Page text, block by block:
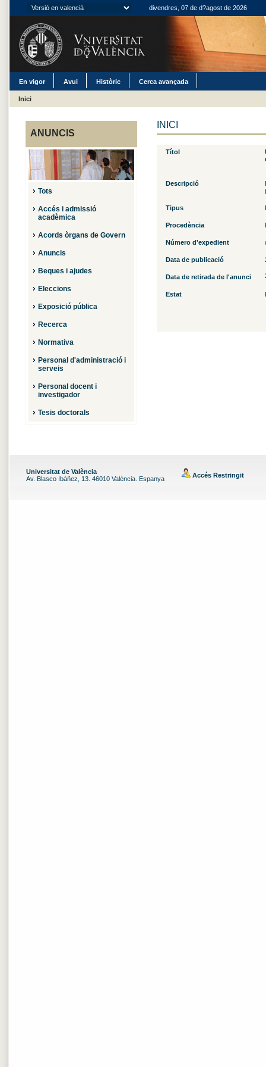
divendres, 07 de d?agost de 2026
En vigor Avui Històric Cerca avançada
Inici
ANUNCIS
Tots
Accés i admissió
acadèmica
Acords òrgans de Govern
Anuncis
Beques i ajudes
Eleccions
Exposició pública
Recerca
Normativa
Personal d'administració i
serveis
Personal docent i
investigador
Tesis doctorals
INICI
Títol
Descripció
Tipus
Procedència
Número d'expedient
Data de publicació
Data de retirada de l'anunci
Estat
Universitat de València
Av. Blasco Ibáñez, 13. 46010 València. Espanya
Accés Restringit